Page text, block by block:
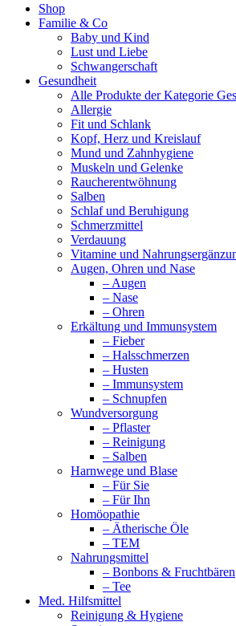
Shop
Familie & Co
Baby und Kind
Lust und Liebe
Schwangerschaft
Gesundheit
Alle Produkte der Kategorie
Allergie
Fit und Schlank
Kopf, Herz und Kreislauf
Mund und Zahnhygiene
Muskeln und Gelenke
Raucherentwöhnung
Salben
Schlaf und Beruhigung
Schmerzmittel
Verdauung
Vitamine und
Augen, Ohren und Nase
– Augen
– Nase
– Ohren
Erkältung und Immunsystem
– Fieber
– Halsschmerzen
– Husten
– Immunsystem
– Schnupfen
Wundversorgung
– Pflaster
– Reinigung
– Salben
Harnwege und Blase
– Für Sie
– Für Ihn
Homöopathie
– Ätherische Öle
– TEM
Nahrungsmittel
– Bonbons & Fruchtbären
– Tee
Med. Hilfsmittel
Reinigung & Hygiene